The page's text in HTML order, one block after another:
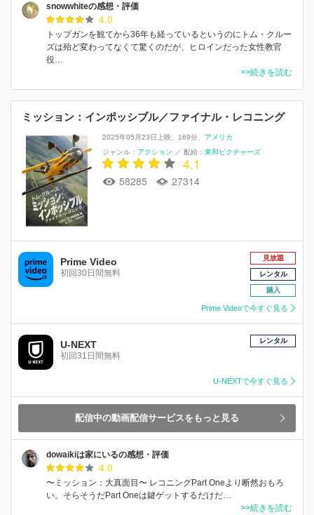
snowwhiteの感想・評価
4.0
トップガンを観てから36年も経っているというのにトム・クルー
ズは殆ど変わってなくて驚くのだが、ヒロインだった女性教官
役…
>>続きを読む
ミッション：インポッシブル／ファイナル・レコニング
2025年05月23日上映 169分
アメリカ
ジャンル： アクション ／ 配給： 東和ピクチャーズ
4.1
58285 27314
Prime Video
初回30日間無料
見放題
レンタル
購入
Prime Videoで今すぐ見る
U-NEXT
初回31日間無料
レンタル
U-NEXTで今すぐ見る
配信中の動画配信サービスをもっと見る
dowaikiは家にいるの感想・評価
4.0
〜ミッション：大真面目〜 レコニングPart Oneより断然おもろ
い。そらそうだPart Oneは鍵ゲットするだけだ…
>>続きを読む